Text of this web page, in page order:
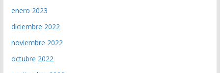
enero 2023
diciembre 2022
noviembre 2022
octubre 2022